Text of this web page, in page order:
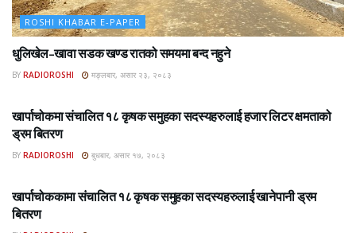
ROSHI KHABAR E-PAPER
धुलिखेल–खावा सडक खण्ड रातको समयमा बन्द नहुने
BY RADIOROSHI मङ्लबार, असार २३, २०८३
खार्पाचोकमा संचालित १८ कृषक समुहका सदस्यहरुलाई हजार लिटर क्षमताको
ड्रम बितरण
BY RADIOROSHI बुधबार, असार १७, २०८३
खार्पाचोककामा संचालित १८ कृषक समुहका सदस्यहरुलाई खानेपानी ड्रम
बितरण